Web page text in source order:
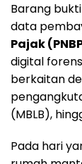
Barang
data
Pajak
digital
berkaitan
(MBLB),
Pada hari